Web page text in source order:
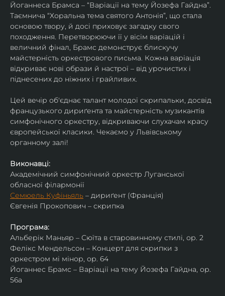
Йоганнеса Брамса – “Варіації на тему Йозефа Гайдна”.
Таємнича “Хоральна тема святого Антонія”, що стала
основою твору, й досі приховує загадку свого
походження. Перетворюючи її у вісім варіацій і
величний фінал, Брамс демонструє блискучу
майстерність оркестрового письма. Кожна варіація
відкриває нові образи й настрої – від урочистих і
піднесених до ніжних і грайливих.
Цей вечір об'єднає талант молодої скрипальки, досвід
французького дириґента та майстерність музикантів
симфонічного оркестру, відкриваючи слухачам красу
європейської класики. Чекаємо у Львівському
органному залі!
Виконавці:
Академічний симфонічний оркестр Луганської
обласної філармонії
Семюель Куфіньяль – дириґент (Франція)
Євгенія Прокопович – скрипка
Програма:
Альберік Маньяр – Сюїта в старовинному стилі, ор. 2
Фелікс Мендельсон – Концерт для скрипки з
оркестром мі мінор, ор. 64
Йоганнес Брамс – Варіації на тему Йозефа Гайдна, ор.
56a